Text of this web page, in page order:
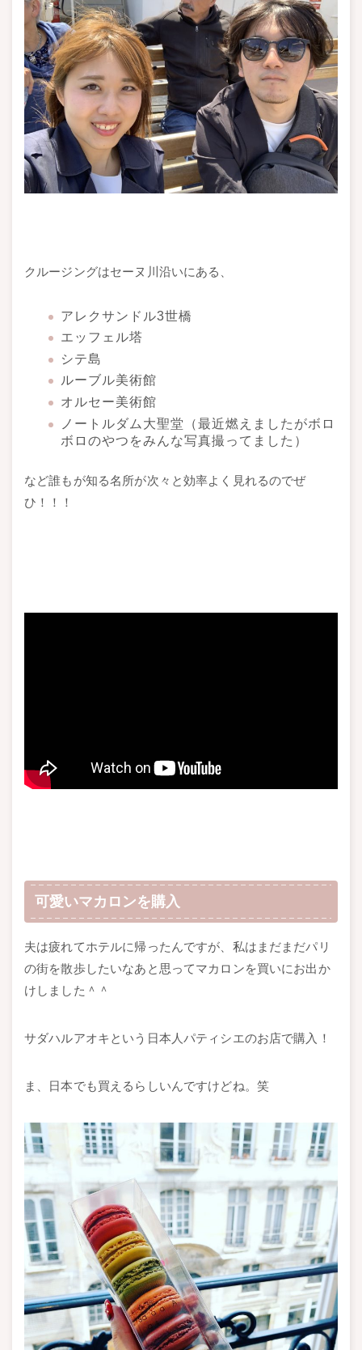
クルージングはセーヌ川沿いにある、
アレクサンドル3世橋
エッフェル塔
シテ島
ルーブル美術館
オルセー美術館
ノートルダム大聖堂（最近燃えましたがボロ
ボロのやつをみんな写真撮ってました）
など誰もが知る名所が次々と効率よく見れるのでぜ
ひ！！！
可愛いマカロンを購入
夫は疲れてホテルに帰ったんですが、私はまだまだパリ
の街を散歩したいなあと思ってマカロンを買いにお出か
けしました＾＾
サダハルアオキという日本人パティシエのお店で購入！
ま、日本でも買えるらしいんですけどね。笑